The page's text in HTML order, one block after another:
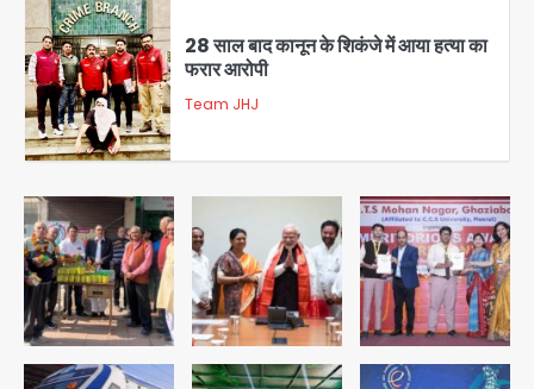
3
28 साल बाद कानून के शिकंजे में आया हत्या का
फरार आरोपी
Team JHJ
4
डबल मर्डर का मुख्य साजिशकर्ता क्राइम ब्रांच
के हत्थे
Team JHJ